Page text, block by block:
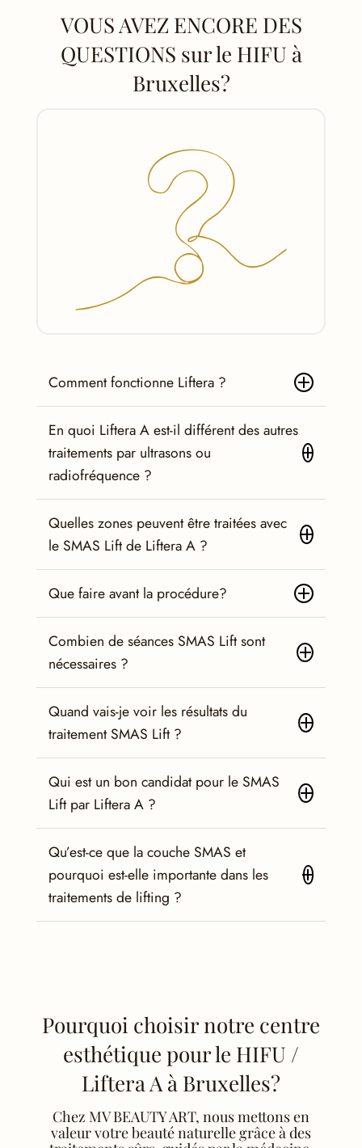
VOUS AVEZ ENCORE DES
QUESTIONS sur le HIFU à
Bruxelles?
Comment fonctionne Liftera ?
En quoi Liftera A est-il différent des autres
traitements par ultrasons ou
radiofréquence ?
Quelles zones peuvent être traitées avec
le SMAS Lift de Liftera A ?
Que faire avant la procédure?
Combien de séances SMAS Lift sont
nécessaires ?
Quand vais-je voir les résultats du
traitement SMAS Lift ?
Qui est un bon candidat pour le SMAS
Lift par Liftera A ?
Qu’est-ce que la couche SMAS et
pourquoi est-elle importante dans les
traitements de lifting ?
Pourquoi choisir notre centre
esthétique pour le HIFU /
Liftera A à Bruxelles?
Chez MV BEAUTY ART, nous mettons en
valeur votre beauté naturelle grâce à des